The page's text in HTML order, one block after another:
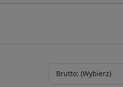
Brutto: (Wybierz)